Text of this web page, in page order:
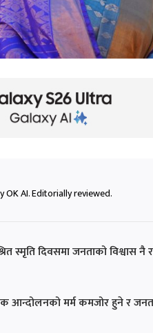
OK AI. Editorially reviewed.
स्मृति दिवसमा जनताको विश्वास
आन्दोलनको मर्म कमजोर हुने र